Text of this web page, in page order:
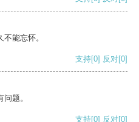
能忘怀。
支持[0] 反对[0]
题。
支持[0] 反对[0]